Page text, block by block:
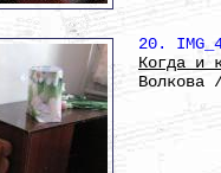
20.
Когда и
Волкова